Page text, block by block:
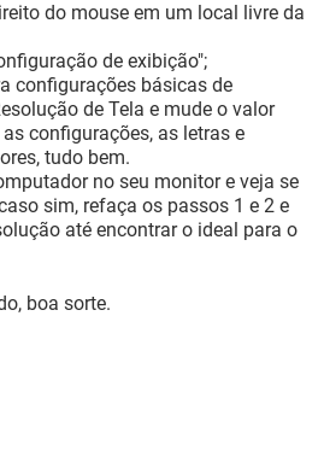
do mouse em um local livre da
de exibição";
configurações básicas de
de Tela e mude o valor
configurações, as letras e
tudo bem.
no seu monitor e veja se
sim, refaça os passos 1 e 2 e
até encontrar o ideal para o
boa sorte.